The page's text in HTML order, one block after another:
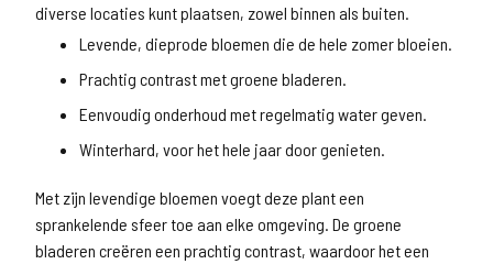
diverse locaties kunt plaatsen, zowel binnen als buiten.
Levende, dieprode bloemen die de hele zomer bloeien.
Prachtig contrast met groene bladeren.
Eenvoudig onderhoud met regelmatig water geven.
Winterhard, voor het hele jaar door genieten.
Met zijn levendige bloemen voegt deze plant een
sprankelende sfeer toe aan elke omgeving. De groene
bladeren creëren een prachtig contrast, waardoor het een